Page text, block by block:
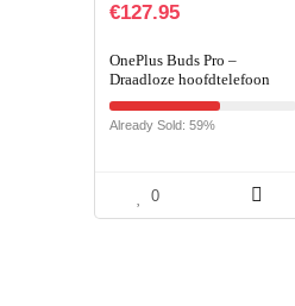
€127.95
OnePlus Buds Pro –
Draadloze hoofdtelefoon
met tot 38 uur batterijduur
en Smart Adaptive Noise
Cancellation – Mat Zwart
Already Sold: 59%
0